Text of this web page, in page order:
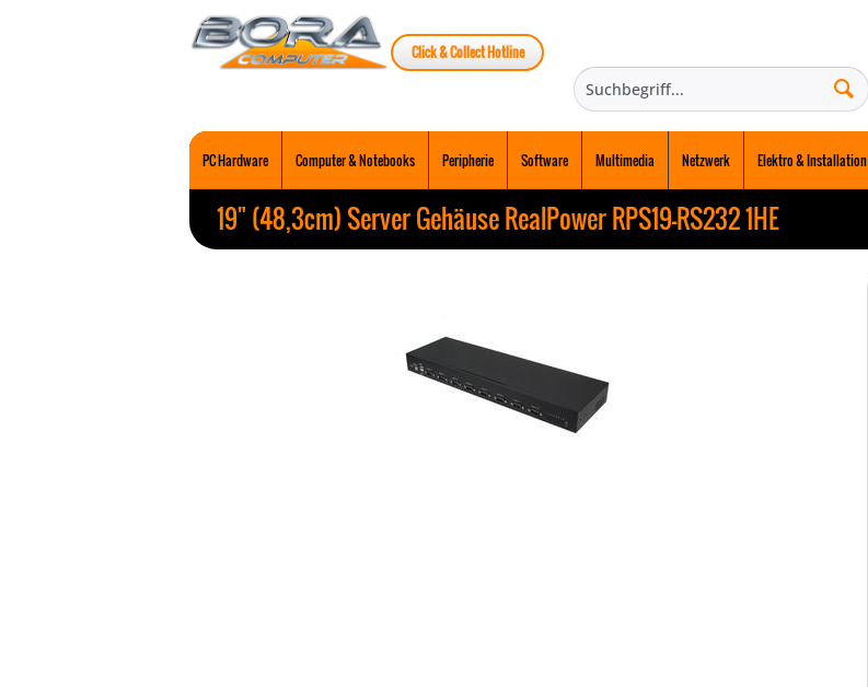
Click & Collect Hotline
PC Hardware Computer & Notebooks Peripherie Software Multimedia Netzwerk Elektro & Installation
19" (48,3cm) Server Gehäuse RealPower RPS19-RS232 1HE